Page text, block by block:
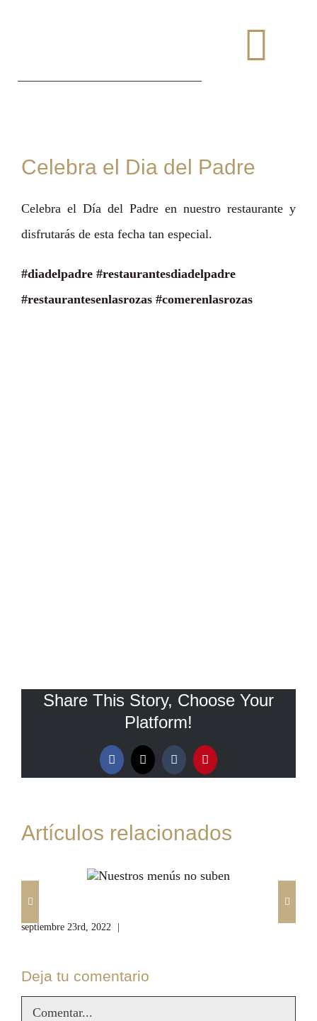
Celebra el Dia del Padre
Celebra el Día del Padre en nuestro restaurante y
disfrutarás de esta fecha tan especial.
#diadelpadre #restaurantesdiadelpadre
#restaurantesenlasrozas #comerenlasrozas
Share This Story, Choose Your
Platform!
Facebook
X TumblrPinterest
Artículos relacionados
Nuestros menús no suben
septiembre 23rd, 2022
Deja tu comentario
Comentar